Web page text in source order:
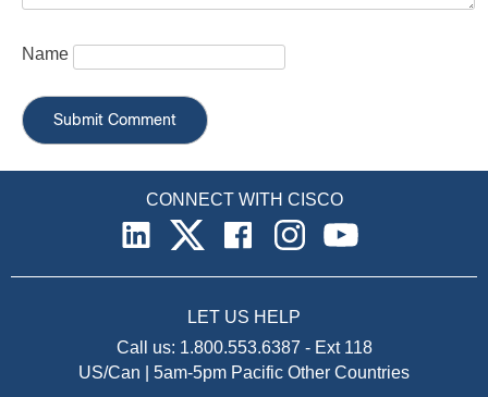
Name
CONNECT WITH CISCO
LET US HELP
Call us: 1.800.553.6387 - Ext 118
US/Can | 5am-5pm Pacific Other Countries